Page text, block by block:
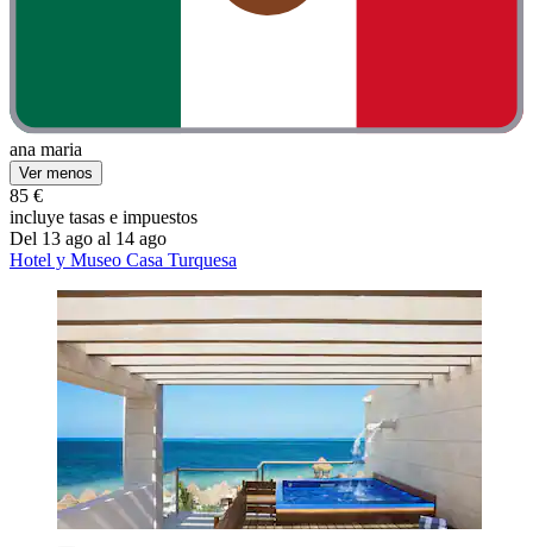
ana maria
Ver menos
85 €
incluye tasas e impuestos
Del 13 ago al 14 ago
Hotel y Museo Casa Turquesa